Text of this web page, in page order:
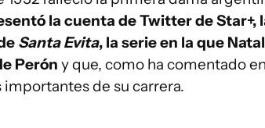
la cuenta de Twitter de
Santa Evita, la serie en la que
Perón y que, como ha comentado
importantes de su carrera.